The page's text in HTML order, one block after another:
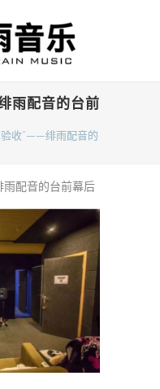
雨配音的台前
验收”——绯雨配音的
雨配音的台前幕后